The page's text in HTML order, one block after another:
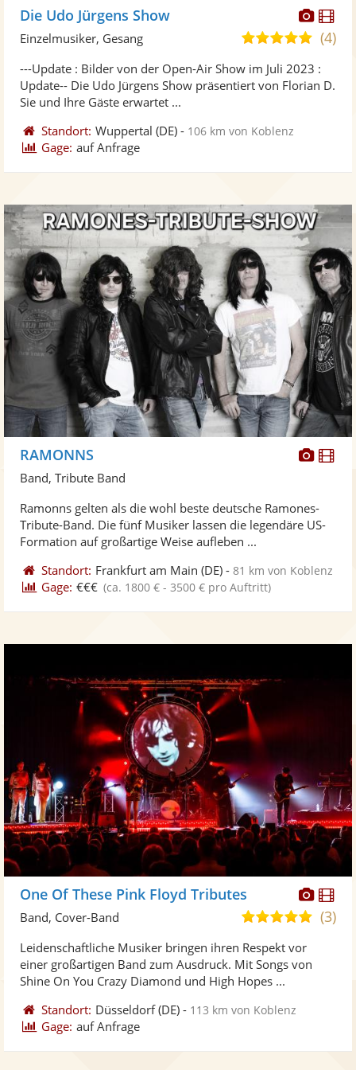
Fotos
Die Udo Jürgens Show
5,0
5
(4)
Einzelmusiker, Gesang
---Update : Bilder von der Open-Air Show im Juli 2023 :
Update-- Die Udo Jürgens Show präsentiert von Florian D.
Sie und Ihre Gäste erwartet ...
Standort: Wuppertal (DE) - 106 km von Koblenz
Gage: auf Anfrage
Fotos
RAMONNS
Band, Tribute Band
Ramonns gelten als die wohl beste deutsche Ramones-
Tribute-Band. Die fünf Musiker lassen die legendäre US-
Formation auf großartige Weise aufleben ...
Standort: Frankfurt am Main (DE) -81 km von Koblenz
Gage: €€€ (ca. 1800 € - 3500 € pro Auftritt)
One Of These Pink Floyd Tributes
4,8(3)
Band, Cover-Band
Leidenschaftliche Musiker bringen ihren Respekt vor
einer großartigen Band zum Ausdruck. Mit Songs von
Shine On You Crazy Diamond und High Hopes ...
Standort: Düsseldorf(DE) - 113 km von Koblenz
Gage: auf Anfrage